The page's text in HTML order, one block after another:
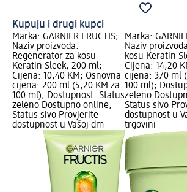
Kupuju i drugi kupci
Marka: GARNIER FRUCTIS;
Naziv proizvoda:
Regenerator za kosu
Keratin Sleek, 200 ml;
Cijena: 10,40 KM; Osnovna
cijena: 200 ml (5,20 KM za
100 ml); Dostupnost: Status
zeleno Dostupno online,
Status sivo Provjerite
dostupnost u Vašoj dm
Marka:
Naziv
kosu Keratin
Cijena: 14,20
cijena: 370 ml
100 ml);
zeleno
Status sivo
dostupnost u
trgovini